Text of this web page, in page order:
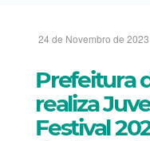
24 de Novembro de
Prefeitura
realiza
Festival